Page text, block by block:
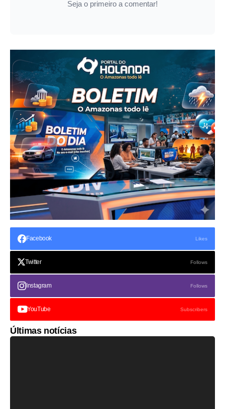
Seja o primeiro a comentar!
Facebook Likes
Twitter Follows
Instagram Follows
YouTube Subscribers
Últimas notícias